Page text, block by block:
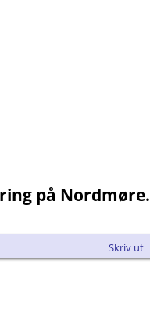
på Nordmøre.
Skriv ut